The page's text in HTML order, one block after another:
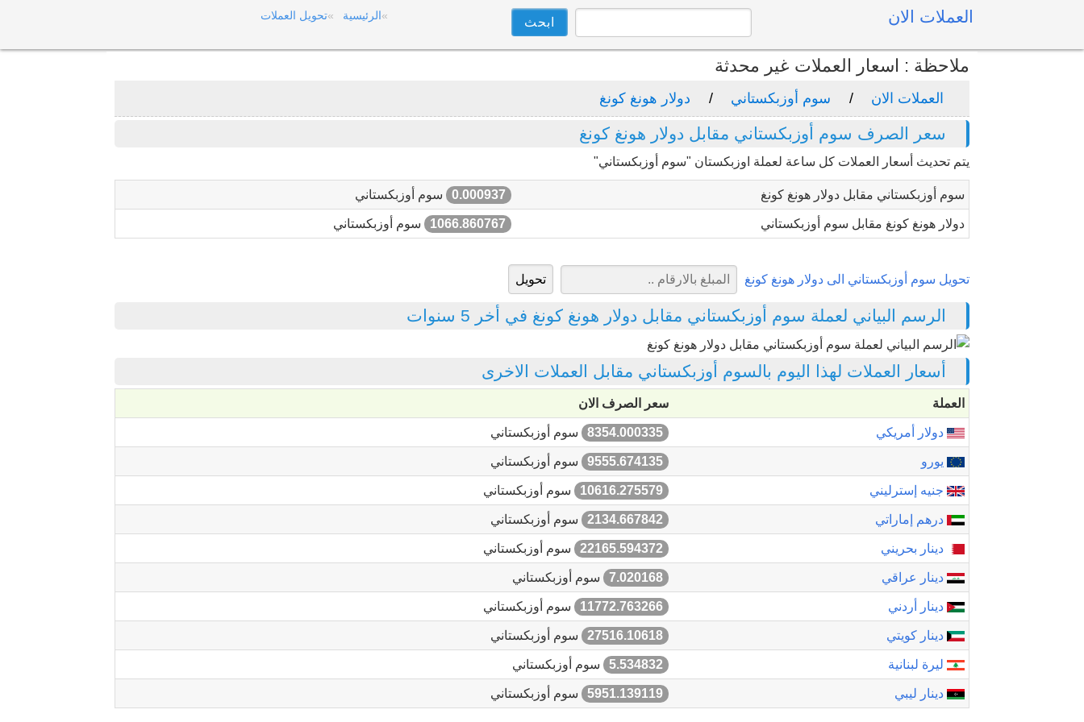
العملات الان الرئيسية تحويل العملات
ملاحظة : اسعار العملات غير محدثة
العملات الان سوم أوزبكستاني دولار هونغ كونغ
سعر الصرف سوم أوزبكستاني مقابل دولار هونغ كونغ
يتم تحديث أسعار العملات كل ساعة لعملة اوزبكستان "سوم أوزبكستاني"
سوم أوزبكستاني مقابل دولار هونغ كونغ 0.000937 سوم أوزبكستاني
دولار هونغ كونغ مقابل سوم أوزبكستاني 1066.860767 سوم أوزبكستاني
تحويل سوم أوزبكستاني الى دولار هونغ كونغ
الرسم البياني لعملة سوم أوزبكستاني مقابل دولار هونغ كونغ في أخر 5 سنوات
أسعار العملات لهذا اليوم بالسوم أوزبكستاني مقابل العملات الاخرى
العملة سعر الصرف الان
دولار أمريكي 8354.000335 سوم أوزبكستاني
يورو 9555.674135 سوم أوزبكستاني
جنيه إسترليني 10616.275579 سوم أوزبكستاني
درهم إماراتي 2134.667842 سوم أوزبكستاني
دينار بحريني 22165.594372 سوم أوزبكستاني
دينار عراقي 7.020168 سوم أوزبكستاني
دينار أردني 11772.763266 سوم أوزبكستاني
دينار كويتي 27516.10618 سوم أوزبكستاني
ليرة لبنانية 5.534832 سوم أوزبكستاني
دينار ليبي 5951.139119 سوم أوزبكستاني